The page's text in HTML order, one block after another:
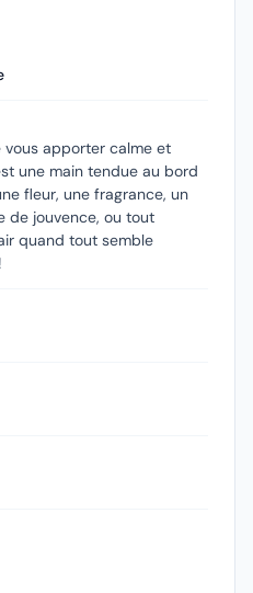
apporter calme et
une main tendue au bord
fleur, une fragrance, un
de jouvence, ou tout
quand tout semble